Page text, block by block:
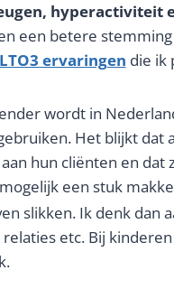
hyperactiviteit
een betere
LTO3 ervaringen die ik
wordt in
Het blijkt dat
aan hun cliënten en dat
mogelijk een stuk
slikken. Ik denk dan
etc. Bij